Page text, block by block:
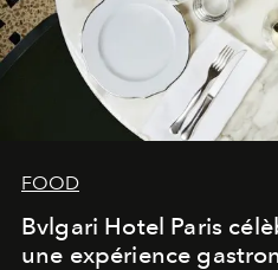
FOOD
Bvlgari Hotel Paris
une expérience